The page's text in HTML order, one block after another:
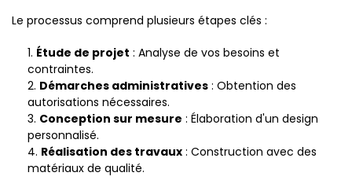
Le processus comprend plusieurs étapes clés :
Étude de projet : Analyse de vos besoins et
contraintes.
Démarches administratives : Obtention des
autorisations nécessaires.
Conception sur mesure : Élaboration d'un design
personnalisé.
Réalisation des travaux : Construction avec des
matériaux de qualité.